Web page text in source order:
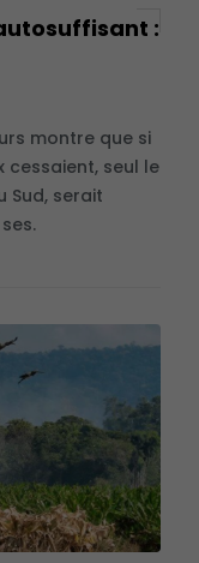
:
montre que si
cessaient, seul le
Sud, serait